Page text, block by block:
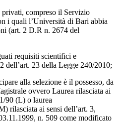
compreso il Servizio
i quali l’Università di Bari abbia
(art. 2 D.R n. 2674 del
requisiti scientifici e
dell’art. 23 della Legge 240/2010;
alla selezione è il possesso, da
ovvero Laurea rilasciata ai
90 (L) o laurea
rilasciata ai sensi dell’art. 3,
n. 509 come modificato